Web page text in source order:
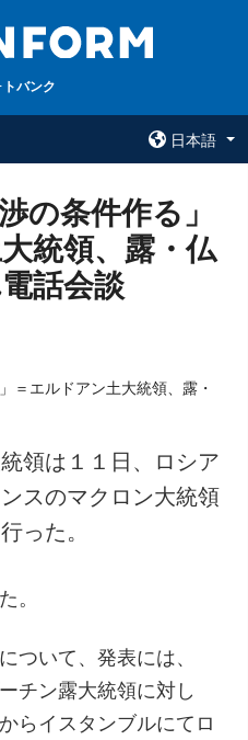
トバンク
日本語
ウクルインフォ
ルム
ウクルインフォル
フォトバンク
の条件作る」
統領、露・仏
話会談
領は１１日、ロシア
スのマクロン大統領
った。
。
について、発表には、
チン露大統領に対し
らイスタンブルにてロ